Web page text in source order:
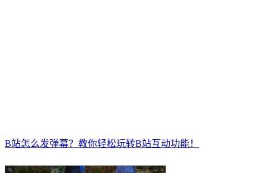
B站怎么发弹幕？教你轻松玩转B站互动功能！